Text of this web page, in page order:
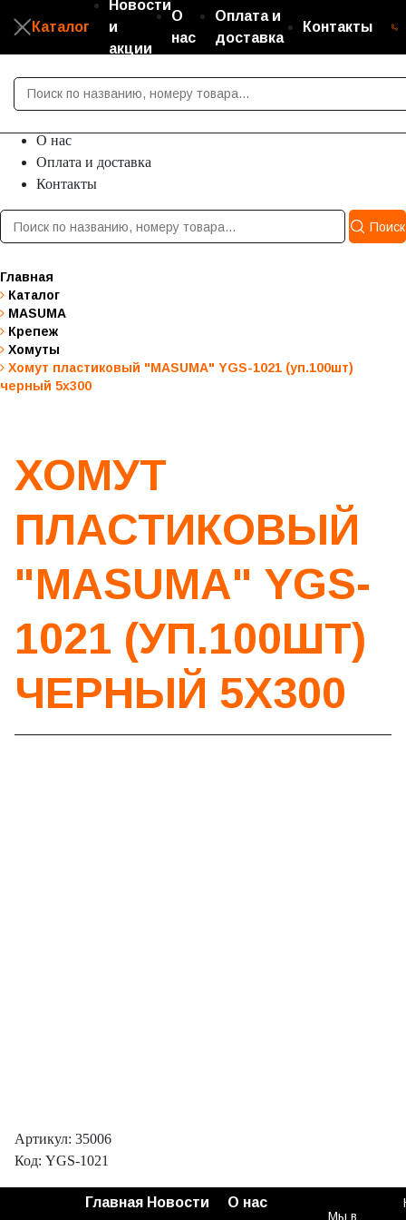
Каталог
Новости
и
акции
О
нас
Оплата и
доставка
Контакты
Каталог
О нас
Оплата и доставка
Контакты
Поиск
Главная
Каталог
MASUMA
Крепеж
Хомуты
Хомут пластиковый "MASUMA" YGS-1021 (уп.100шт)
черный 5х300
ХОМУТ
ПЛАСТИКОВЫЙ
"MASUMA" YGS-
1021 (УП.100ШТ)
ЧЕРНЫЙ 5Х300
Артикул: 35006
Код: YGS-1021
Главная Новости
О нас
Мы в